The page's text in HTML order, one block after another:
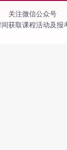
关注微信公众号
获取课程活动及报